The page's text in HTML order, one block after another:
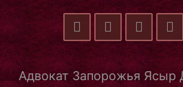
Адвокат Запорожья